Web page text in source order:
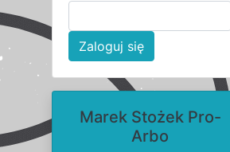
Zaloguj się
Marek Stożek Pro-
Arbo